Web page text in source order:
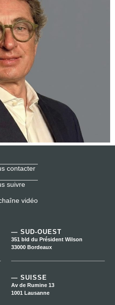
contacter
suivre
vidéo
— SUD-OUEST
351 bld du Président Wilson
33000 Bordeaux
— SUISSE
Av de Rumine 13
1001 Lausanne